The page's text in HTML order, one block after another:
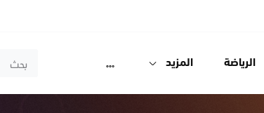
الرياضة المزيد